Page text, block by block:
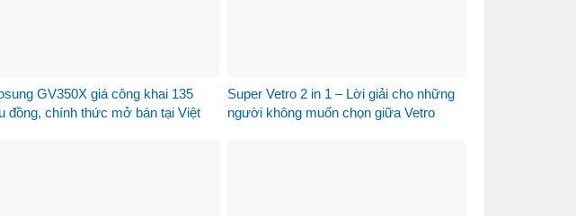
GV350X giá công khai 135
đồng, chính thức mở bán tại Việt
Super Vetro 2 in 1 – Lời giải cho những
người không muốn chọn giữa Vetro